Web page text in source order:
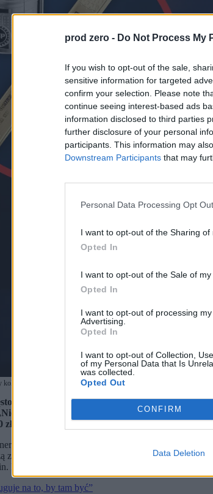
prod zero - Do Not Process My
If you wish to opt-out of the sale,
sensitive information for targeted
confirm your selection. Please note
continue seeing interest-based ads
information disclosed to third parties
further disclosure of your personal
participants. This information may
Downstream Participants that may
Personal Data Processing Opt
I want to opt-out of the Sharing of
Opted In
I want to opt-out of the Sale of my
Opted In
I want to opt-out of processing
Advertising.
Opted In
I want to opt-out of Collection,
of my Personal Data that Is
was collected.
Opted Out
CONFIRM
Data Deletion
„Rezerwy złota NBP” (fot. Radek Pietruszka, PAP /
podkreśla wagę zakupów złota jako elementu
bank centralny”. Są już dostępne w
(moneta złota) i 100 zł (moneta srebrna).
i okolicznościowe. Najnowszy przejaw tej
z nowej serii „Niezależny bank centralny”,
konsekwentne zakupy złotego kruszcu.
na to, by tam być”